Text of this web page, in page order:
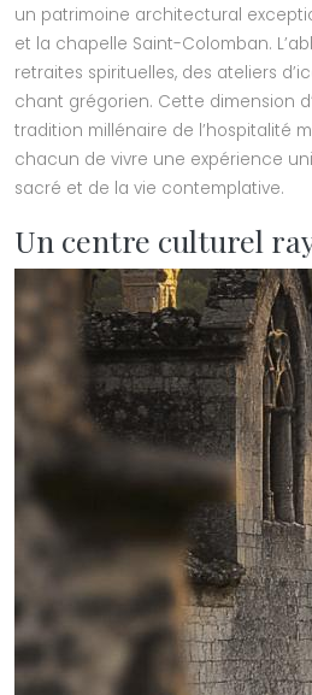
un patrimoine architectural
et la chapelle Saint-Colomban.
retraites spirituelles, des ateliers
chant grégorien. Cette dimension
tradition millénaire de l’hospitalité
chacun de vivre une expérience
sacré et de la vie contemplative.
Un centre culturel